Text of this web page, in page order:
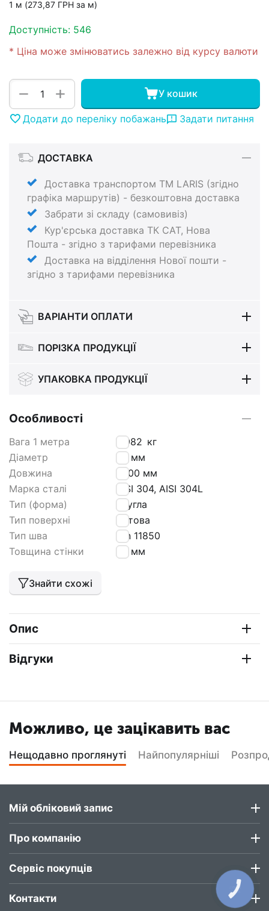
1 м (273,87 ГРН за м)
Доступність: 546
* Ціна може змінюватись залежно від курсу валюти
+
− У кошик
Додати до переліку побажань Задати питання
ДОСТАВКА
Доставка транспортом ТМ LARIS (згідно
графіка маршрутів) - безкоштовна доставка
Забрати зі складу (самовивіз)
Кур'єрська доставка ТК САТ, Нова
Пошта - згідно з тарифами перевізника
Доставка на відділення Нової пошти -
згідно з тарифами перевізника
ВАРІАНТИ ОПЛАТИ
ПОРІЗКА ПРОДУКЦІЇ
УПАКОВКА ПРОДУКЦІЇ
Особливості
Вага 1 метра 0,982 кг
Діаметр
28 мм
Довжина
6000 мм
Марка сталі
AISI 304, AISI 304L
Тип (форма)
кругла
Тип поверхні
матова
Тип шва
Din 11850
Товщина стінки
1,5 мм
Знайти схожі
Опис
Відгуки
Можливо, це зацікавить вас
Нещодавно проглянуті Найпопулярніші
Мій обліковий запис
Про компанію
Сервіс покупців
Контакти
КНОПКА
ЗВ'ЯЗКУ